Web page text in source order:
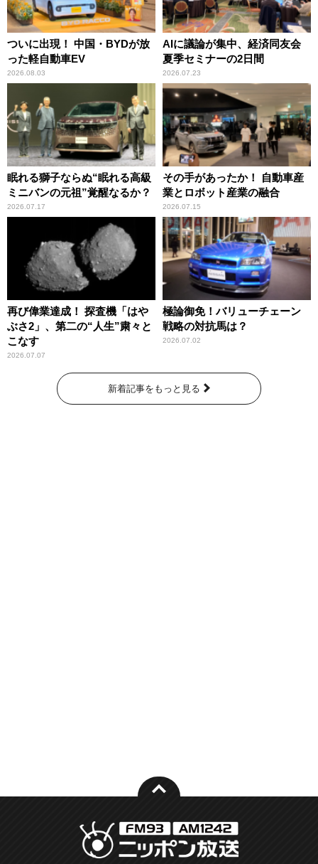
ついに出現！ 中国・BYDが放
った軽自動車EV
2026.08.03
AIに議論が集中、経済同友会
夏季セミナーの2日間
2026.07.23
眠れる獅子ならぬ“眠れる高級
ミニバンの元祖”覚醒なるか？
2026.07.17
その手があったか！ 自動車産
業とロボット産業の融合
2026.07.15
再び偉業達成！ 探査機「はや
ぶさ2」、第二の“人生”粛々と
こなす
2026.07.07
極論御免！バリューチェーン
戦略の対抗馬は？
2026.07.02
新着記事をもっと見る